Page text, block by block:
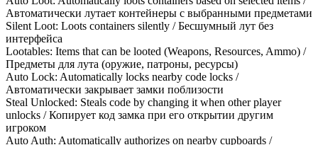
Автоматически лутает контейнеры с выбранными предметами
Silent Loot: Loots containers silently / Бесшумный лут без
интерфейса
Lootables: Items that can be looted (Weapons, Resources, Ammo) /
Предметы для лута (оружие, патроны, ресурсы)
Auto Lock: Automatically locks nearby code locks /
Автоматически закрывает замки поблизости
Steal Unlocked: Steals code by changing it when other player
unlocks / Копирует код замка при его открытии другим
игроком
Auto Auth: Automatically authorizes on nearby cupboards /